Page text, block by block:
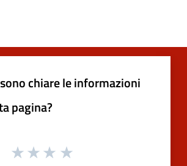
chiare le informazioni
pagina?